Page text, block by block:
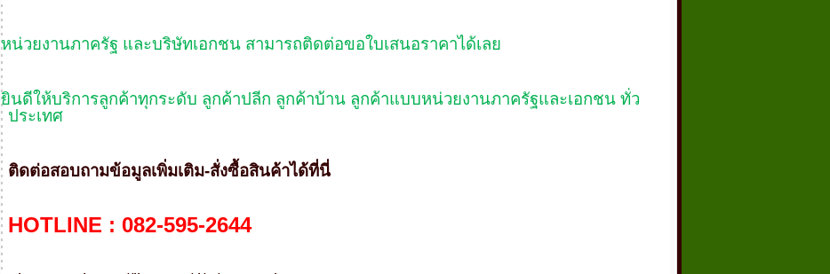
หน่วยงานภาครัฐ และบริษัทเอกชน สามารถติดต่อขอใบเสนอราคาได้เลย
ยินดีให้บริการลูกค้าทุกระดับ ลูกค้าปลีก ลูกค้าบ้าน ลูกค้าแบบหน่วยงานภาครัฐและเอกชน ทั่ว
ประเทศ
ติดต่อสอบถามข้อมูลเพิ่มเติม-สั่งซื้อสินค้าได้ที่นี่
HOTLINE : 082-595-2644